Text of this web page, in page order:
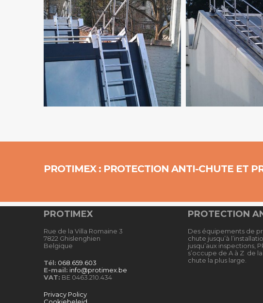
PROTIMEX : PROTECTION ANTI-CHUTE ET
PROTIMEX
Rue de la Villa Romaine 3
7822 Ghislenghien
Belgique
Tél: 068.659.603
E-mail: info@protimex.be
VAT: BE 0463.210.434
Privacy Policy
Cookiebeleid
PROTECTION
Des équipements de
chute jusqu’à
jusqu’aux inspections,
s’occupe de A à Z de
chute la plus large.